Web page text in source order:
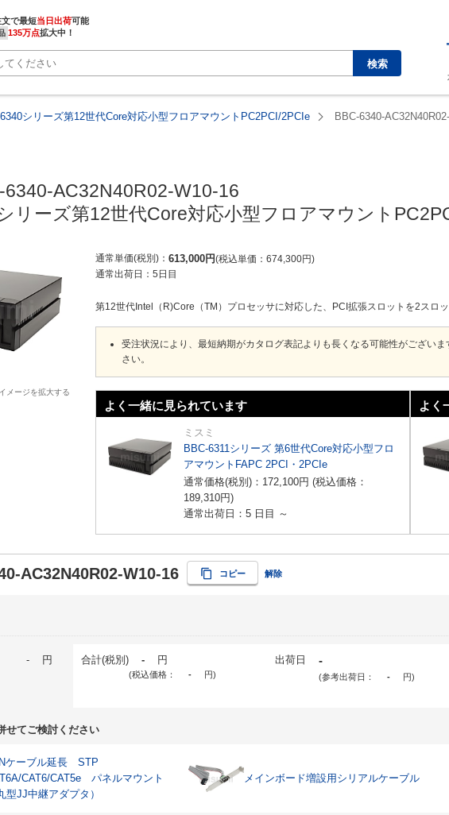
で最短当日出荷
135万点拡大中！
検索
シリーズ第12世代Core対応小型フロアマウントPC2PCI/2PCIe BBC-6340-
6340-AC32N40R02-W10-16
リーズ第12世代Core対応小型フロアマウント
メージを拡大する
通常単価(税別) 613,000円 税込単価 674,300円
通常出荷日： 5日目
第12世代Intel（R)Core（TM）プロセッサに対応した、PCI拡張スロットを2スロ
受注状況により、最短納期がカタログ表記よりも長くなる可能性がござい
さい。
よく一緒に見られています
ミスミ
BBC-6311シリーズ 第6世代Core対応小型フロ
アマウントFAPC 2PCI・2PCIe
通常価格(税別)： 172,100円 (税込価格：
189,310円)
通常出荷日：5 日目 ～
よく
AC32N40R02-W10-16 コピー 解除
- 円 合計(税別) - 円
(税込価格： - 円)
出荷日 -
(参考出荷日： - 円)
せてご検討ください
ケーブル延長 STP
CAT6/CAT5e パネルマウント
型JJ中継アダプタ）
メインボード増設用シリアルケーブル